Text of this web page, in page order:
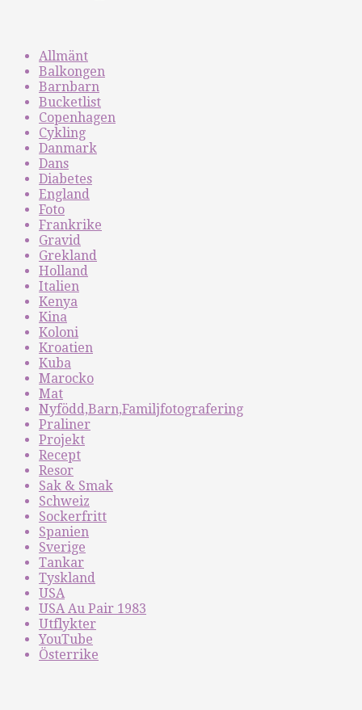
Allmänt
Balkongen
Barnbarn
Bucketlist
Copenhagen
Cykling
Danmark
Dans
Diabetes
England
Foto
Frankrike
Gravid
Grekland
Holland
Italien
Kenya
Kina
Koloni
Kroatien
Kuba
Marocko
Mat
Nyfödd,Barn,Familjfotografering
Praliner
Projekt
Recept
Resor
Sak & Smak
Schweiz
Sockerfritt
Spanien
Sverige
Tankar
Tyskland
USA
USA Au Pair 1983
Utflykter
YouTube
Österrike